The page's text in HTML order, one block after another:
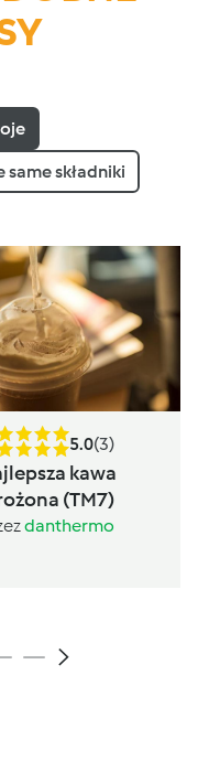
same składniki
5.0(3)
kawa
(TM7)
danthermo